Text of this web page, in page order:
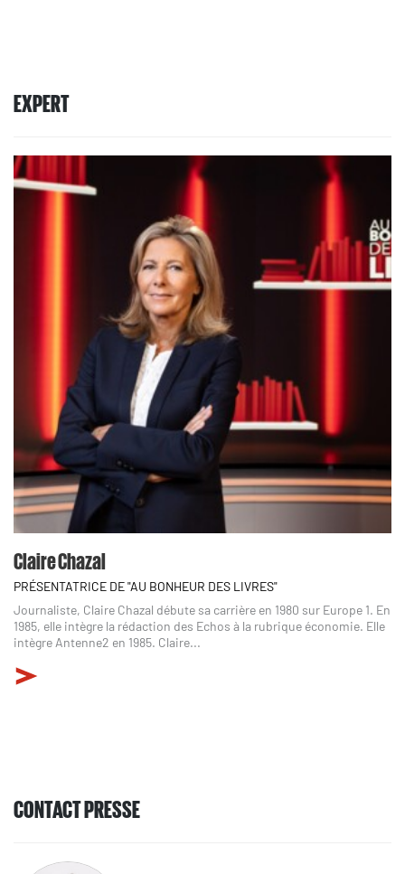
EXPERT
Claire Chazal
PRÉSENTATRICE DE "AU BONHEUR DES LIVRES"
Journaliste, Claire Chazal débute sa carrière en 1980 sur Europe 1. En
1985, elle intègre la rédaction des Echos à la rubrique économie. Elle
intègre Antenne2 en 1985. Claire...
CONTACT PRESSE